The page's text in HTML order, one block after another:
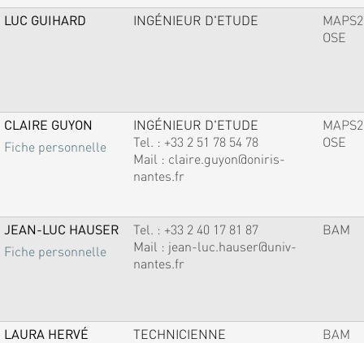
LUC GUIHARD INGÉNIEUR D'ETUDE
MAPS2
OSE
CLAIRE GUYON
Fiche personnelle
INGÉNIEUR D'ETUDE
Tel. : +33 2 51 78 54 78
Mail : claire.guyon@oniris-
nantes.fr
MAPS2
OSE
JEAN-LUC HAUSER
Fiche personnelle
Tel. : +33 2 40 17 81 87
Mail : jean-luc.hauser@univ-
nantes.fr
BAM
LAURA HERVÉ TECHNICIENNE BAM